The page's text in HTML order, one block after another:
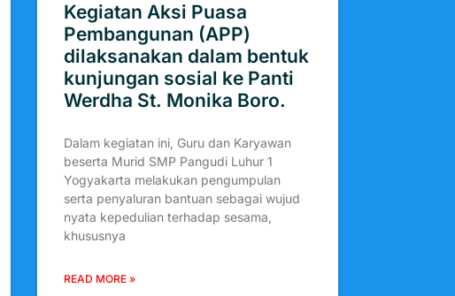
Kegiatan Aksi Puasa
Pembangunan (APP)
dilaksanakan dalam bentuk
kunjungan sosial ke Panti
Werdha St. Monika Boro.
Dalam kegiatan ini, Guru dan Karyawan
beserta Murid SMP Pangudi Luhur 1
Yogyakarta melakukan pengumpulan
serta penyaluran bantuan sebagai wujud
nyata kepedulian terhadap sesama,
khususnya
READ MORE »